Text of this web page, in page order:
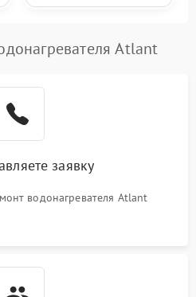
Atlant
заявку
водонагревателя Atlant